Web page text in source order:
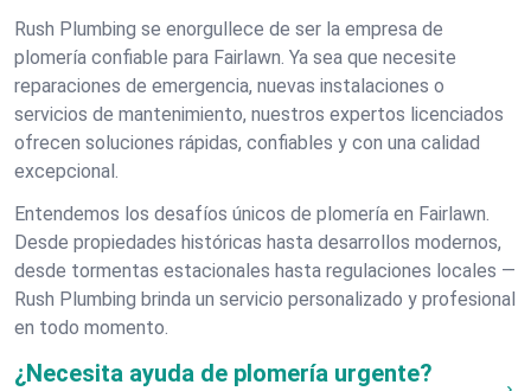
Rush Plumbing se enorgullece de ser la empresa de
plomería confiable para Fairlawn. Ya sea que necesite
reparaciones de emergencia, nuevas instalaciones o
servicios de mantenimiento, nuestros expertos licenciados
ofrecen soluciones rápidas, confiables y con una calidad
excepcional.
Entendemos los desafíos únicos de plomería en Fairlawn.
Desde propiedades históricas hasta desarrollos modernos,
desde tormentas estacionales hasta regulaciones locales —
Rush Plumbing brinda un servicio personalizado y profesional
en todo momento.
¿Necesita ayuda de plomería urgente?